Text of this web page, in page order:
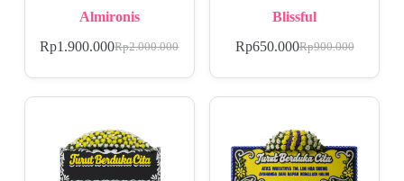
Almironis
Rp2.000.000
Rp1.900.000
Blissful
Rp900.000
Rp650.000